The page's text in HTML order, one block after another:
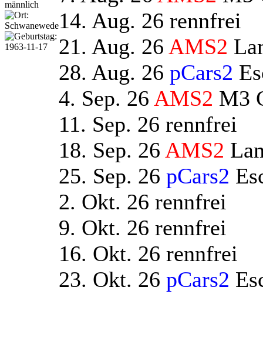
14. Aug. 26 rennfrei
21. Aug. 26 AMS2
28. Aug. 26 pCars2
4. Sep. 26 AMS2 M3
11. Sep. 26 rennfrei
18. Sep. 26 AMS2
25. Sep. 26 pCars2
2. Okt. 26 rennfrei
9. Okt. 26 rennfrei
16. Okt. 26 rennfrei
23. Okt. 26 pCars2